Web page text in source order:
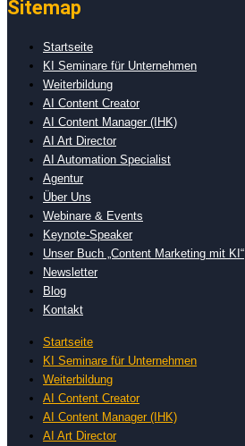
Sitemap
Startseite
KI Seminare für Unternehmen
Weiterbildung
AI Content Creator
AI Content Manager (IHK)
AI Art Director
AI Automation Specialist
Agentur
Über Uns
Webinare & Events
Keynote-Speaker
Unser Buch „Content Marketing mit KI“
Newsletter
Blog
Kontakt
Startseite
KI Seminare für Unternehmen
Weiterbildung
AI Content Creator
AI Content Manager (IHK)
AI Art Director